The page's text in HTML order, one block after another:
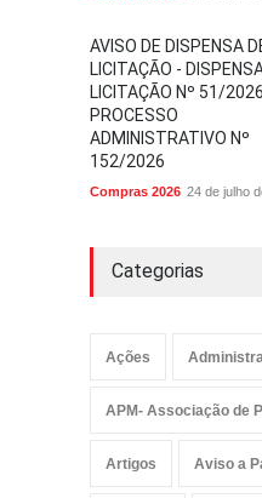
AVISO DE DISPENSA
LICITAÇÃO -
LICITAÇÃO Nº 51/
PROCESSO
ADMINISTRATIVO Nº
152/2026
Compras 2026 24 de julho
Categorias
Ações
APM- Associação de
Artigos Aviso a